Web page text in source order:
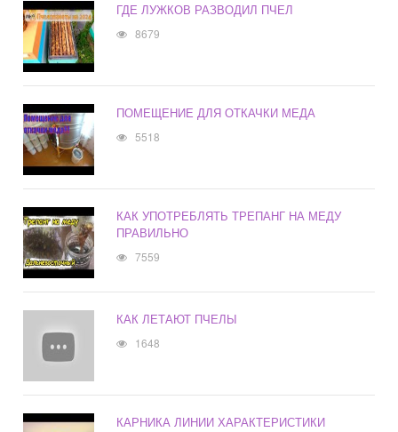
ГДЕ ЛУЖКОВ РАЗВОДИЛ ПЧЕЛ
8679
ПОМЕЩЕНИЕ ДЛЯ ОТКАЧКИ МЕДА
5518
КАК УПОТРЕБЛЯТЬ ТРЕПАНГ НА МЕДУ
ПРАВИЛЬНО
7559
КАК ЛЕТАЮТ ПЧЕЛЫ
1648
КАРНИКА ЛИНИИ ХАРАКТЕРИСТИКИ